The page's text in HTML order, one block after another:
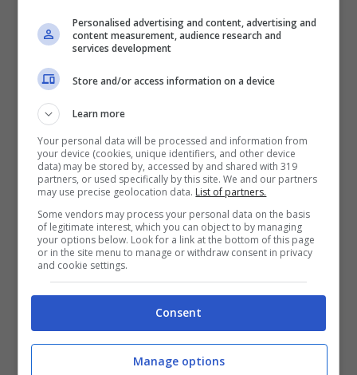
Personalised advertising and content, advertising and
content measurement, audience research and
services development
Store and/or access information on a device
Learn more
Your personal data will be processed and information from
your device (cookies, unique identifiers, and other device
data) may be stored by, accessed by and shared with 319
partners, or used specifically by this site. We and our partners
may use precise geolocation data. List of partners.
Some vendors may process your personal data on the basis
of legitimate interest, which you can object to by managing
your options below. Look for a link at the bottom of this page
or in the site menu to manage or withdraw consent in privacy
and cookie settings.
Consent
Manage options